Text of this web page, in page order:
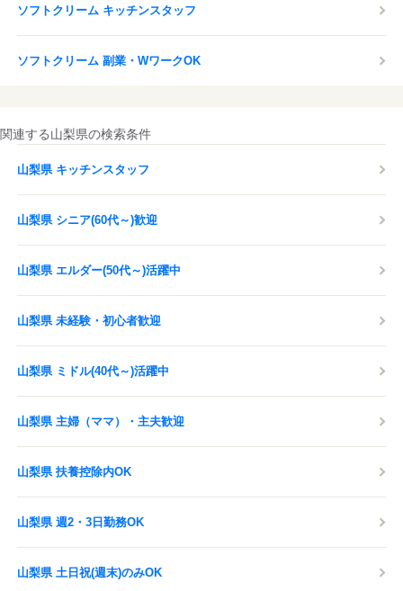
ソフトクリーム キッチンスタッフ
ソフトクリーム 副業・WワークOK
関連する山梨県の検索条件
山梨県 キッチンスタッフ
山梨県 シニア(60代～)歓迎
山梨県 エルダー(50代～)活躍中
山梨県 未経験・初心者歓迎
山梨県 ミドル(40代～)活躍中
山梨県 主婦（ママ）・主夫歓迎
山梨県 扶養控除内OK
山梨県 週2・3日勤務OK
山梨県 土日祝(週末)のみOK